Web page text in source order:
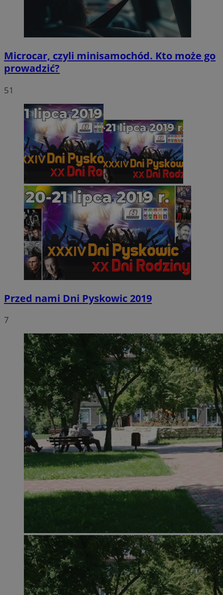
Microcar, czyli minisamochód. Kto może go
prowadzić?
51
Przed nami Dni Pyskowic 2019
7